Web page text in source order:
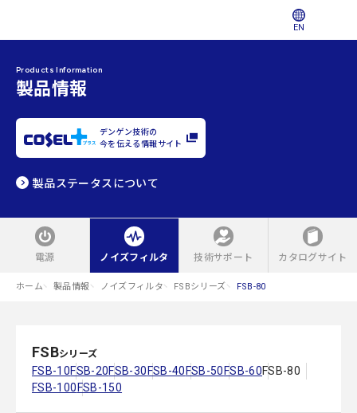
EN
Products Information
製品情報
デンゲン技術の
今を伝える情報サイト
製品ステータスについて
電源 ノイズフィルタ 技術サポート カタログサイト
ホーム 製品情報 ノイズフィルタ FSBシリーズ FSB-80
FSBシリーズ
FSB-10FSB-20FSB-30 FSB-40 FSB-50 FSB-60FSB-80
FSB-100 FSB-150